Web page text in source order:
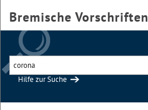
Bremische Vorschriften
Hilfe zur Suche